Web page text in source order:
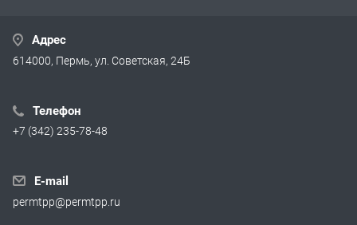
Адрес
614000, Пермь, ул. Советская, 24Б
Телефон
+7 (342) 235-78-48
E-mail
permtpp@permtpp.ru